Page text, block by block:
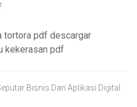
tortora pdf descargar
kekerasan pdf
Bisnis Dan Aplikasi Digital